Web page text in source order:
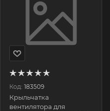
Код: 183509
Крыльчатка
вентилятора для